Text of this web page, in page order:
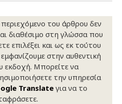
του άρθρου δεν
διαθέσιμο στη γλώσσα που
επιλέξει και ως εκ τούτου
στην αυθεντική
εκδοχή. Μπορείτε να
την υπηρεσία
Translateγια να το